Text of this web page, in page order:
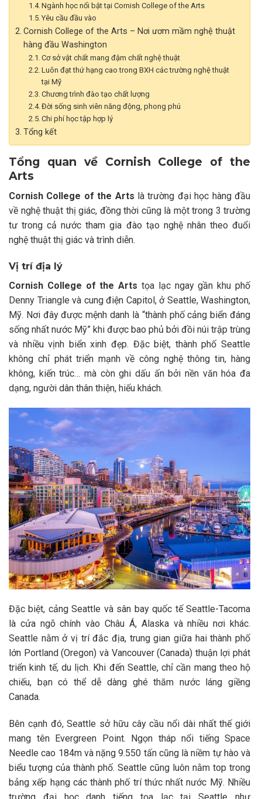
Ngành học nổi bật tại Cornish College of the Arts
Yêu cầu đầu vào
Cornish College of the Arts – Nơi ươm mầm nghệ thuật
hàng đầu Washington
Cơ sở vật chất mang đậm chất nghệ thuật
Luôn đạt thứ hạng cao trong BXH các trường nghệ thuật
tại Mỹ
Chương trình đào tạo chất lượng
Đời sống sinh viên năng động, phong phú
Chi phí học tập hợp lý
Tổng kết
Tổng quan về Cornish College of the
Arts
Cornish College of the Arts làtrường đại học hàng đầu
về nghệ thuật thị giác, đồng thời cũng là một trong 3 trường
tư trong cả nước tham gia đào tạo nghệ nhân theo đuổi
nghệ thuật thị giác và trình diễn.
Vị trí địa lý
Cornish College of the Arts tọa lạc ngay gần khu phố
Denny Triangle và cung điện Capitol, ở Seattle, Washington,
Mỹ. Nơi đây được mệnh danh là “thành phố cảng biển đáng
sống nhất nước Mỹ” khi được bao phủ bởi đồi núi trập trùng
và nhiều vịnh biển xinh đẹp. Đặc biệt, thành phố Seattle
không chỉ phát triển mạnh về công nghệ thông tin, hàng
không, kiến trúc… mà còn ghi dấu ấn bởi nền văn hóa đa
dạng, người dân thân thiện, hiếu khách.
Đặc biệt, cảng Seattle và sân bay quốc tế Seattle-Tacoma
là cửa ngõ chính vào Châu Á, Alaska và nhiều nơi khác.
Seattle nằm ở vị trí đắc địa, trung gian giữa hai thành phố
lớn Portland (Oregon) và Vancouver (Canada) thuận lợi phát
triển kinh tế, du lịch. Khi đến Seattle, chỉ cần mang theo hộ
chiếu, bạn có thể dễ dàng ghé thăm nước láng giềng
Canada.
Bên cạnh đó, Seattle sở hữu cây cầu nổi dài nhất thế giới
mang tên Evergreen Point. Ngọn tháp nổi tiếng Space
Needle cao 184m và nặng 9.550 tấn cũng là niềm tự hào và
biểu tượng của thành phố. Seattle cũng luôn nằm top trong
bảng xếp hạng các thành phố trí thức nhất nước Mỹ. Nhiều
trường đại học danh tiếng tọa lạc tại Seattle như